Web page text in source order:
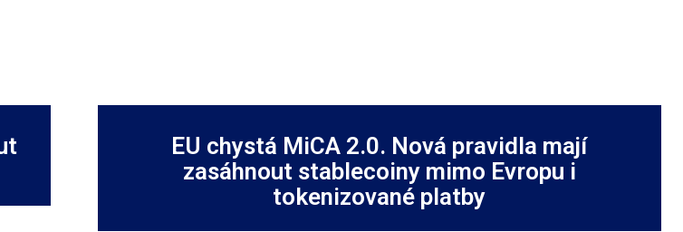
EU chystá MiCA 2.0. Nová pravidla mají
zasáhnout stablecoiny mimo Evropu i
tokenizované platby